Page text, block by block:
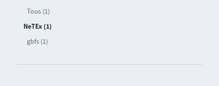
Tous (1)
NeTEx (1)
gbfs (1)